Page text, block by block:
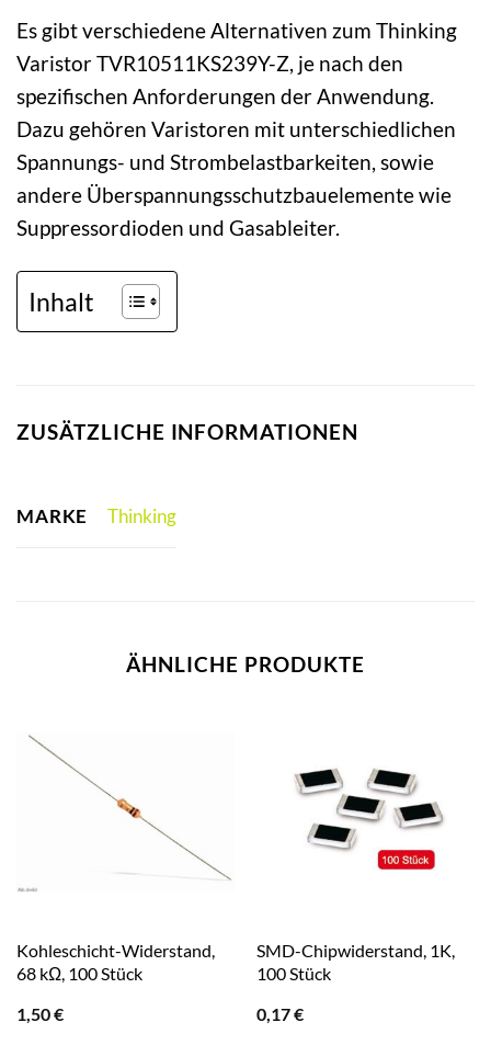
Es gibt verschiedene Alternativen zum Thinking
Varistor TVR10511KS239Y-Z, je nach den
spezifischen Anforderungen der Anwendung.
Dazu gehören Varistoren mit unterschiedlichen
Spannungs- und Strombelastbarkeiten, sowie
andere Überspannungsschutzbauelemente wie
Suppressordioden und Gasableiter.
Inhalt
ZUSÄTZLICHE INFORMATIONEN
MARKE Thinking
ÄHNLICHE PRODUKTE
Kohleschicht-Widerstand,
68 kΩ, 100 Stück
1,50€
SMD-Chipwiderstand, 1K,
100 Stück
0,17€